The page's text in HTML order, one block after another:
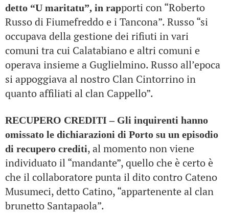
detto “U maritatu”, in rapporti con “Roberto
Russo di Fiumefreddo e i Tancona”. Russo “si
occupava della gestione dei rifiuti in vari
comuni tra cui Calatabiano e altri comuni e
operava insieme a Guglielmino. Russo all’epoca
si appoggiava al nostro Clan Cintorrino in
quanto affiliati al clan Cappello”.
RECUPERO CREDITI – Gli inquirenti hanno
omissato le dichiarazioni di Porto su un episodio
di recupero crediti, al momento non viene
individuato il “mandante”, quello che è certo è
che il collaboratore punta il dito contro Cateno
Musumeci, detto Catino, “appartenente al clan
brunetto Santapaola”.